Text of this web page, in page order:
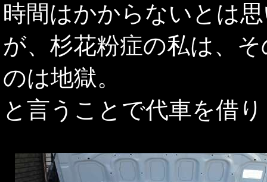
時間はかからないとは
が、杉花粉症の私は、
のは地獄。
と言うことで代車を借